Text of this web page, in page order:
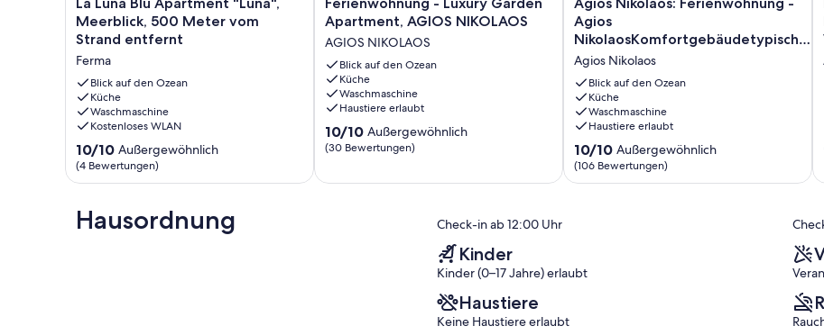
Luna
Blu
"Luna",
Meerblick,
500
Meter
vom
Strand
entfernt
Ferma
La Luna Blu Apartment "Luna",
Meerblick, 500 Meter vom
Strand entfernt
Ferma
Blick auf den Ozean
Küche
Waschmaschine
Kostenloses WLAN
10.0
von
10,
(4
Bewertungen)
10/10 Außergewöhnlich
(4 Bewertungen)
-
Luxury
Garden
Apartment,
AGIOS
NIKOLAOS
AGIOS
NIKOLAOS
Ferienwohnung - Luxury Garden
Apartment, AGIOS NIKOLAOS
AGIOS NIKOLAOS
Blick auf den Ozean
Küche
Waschmaschine
Haustiere erlaubt
10.0
von
Außergewöhnlich,
10/10 Außergewöhnlich
(30 Bewertungen)
Nikolaos:
Ferienwohnung
Agios
NikolaosKomfortgebäudetypisches
Landhaustypisches
Landhaus
Agios
Nikolaos
Agios Nikolaos: Ferienwohnung -
Agios
NikolaosKomfortgebäudetypisches
Landhaustypisches Landhaus
Agios Nikolaos
Blick auf den Ozean
Küche
Waschmaschine
Haustiere erlaubt
10.0
von
10,
10/10 Außergewöhnlich
(106 Bewertungen)
Hausordnung Check-in ab 12:00 Uhr
Kinder
Kinder (0–17 Jahre) erlaubt
Haustiere
Keine Haustiere erlaubt